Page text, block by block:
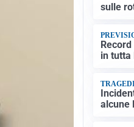
sulle
in tutta
alcune